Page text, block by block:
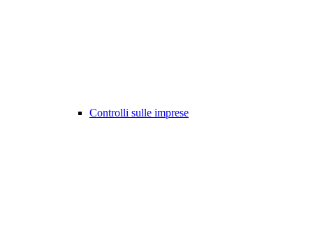
Controlli sulle imprese